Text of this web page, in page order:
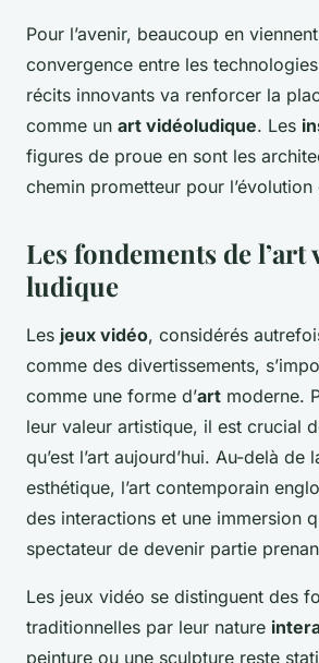
Pour l’avenir, beaucoup en
convergence entre les
récits innovants va renforcer la
comme un art vidéoludique. Les
figures de proue en sont les
chemin prometteur pour l’évolution
Les fondements de l’art
ludique
Les jeux vidéo, considérés
comme des divertissements,
comme une forme d’art moderne.
leur valeur artistique, il est crucial
qu’est l’art aujourd’hui. Au-delà de
esthétique, l’art contemporain
des interactions et une immersion
spectateur de devenir partie
Les jeux vidéo se distinguent des
traditionnelles par leur nature
peinture ou une sculpture reste